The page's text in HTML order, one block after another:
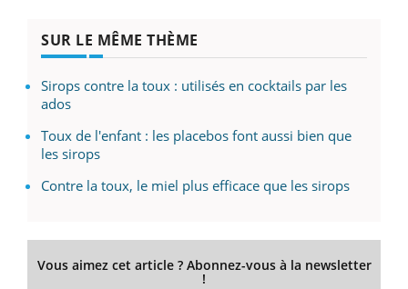
SUR LE MÊME THÈME
Sirops contre la toux : utilisés en cocktails par les
ados
Toux de l'enfant : les placebos font aussi bien que
les sirops
Contre la toux, le miel plus efficace que les sirops
Vous aimez cet article ? Abonnez-vous à la newsletter
!